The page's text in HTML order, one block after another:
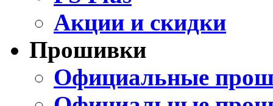
Акции и скидки
Прошивки
Официальные